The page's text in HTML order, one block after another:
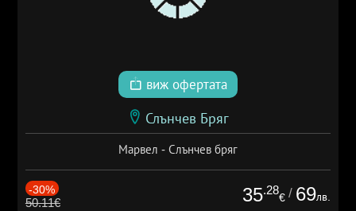
виж офертата
Слънчев Бряг
Марвел - Слънчев бряг
-30%
50.11€ 35.28
€ / 69лв.